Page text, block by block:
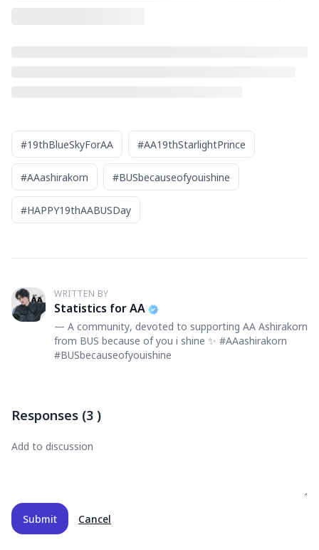
#19thBlueSkyForAA
#AA19thStarlightPrince
#AAashirakorn
#BUSbecauseofyouishine
#HAPPY19thAABUSDay
S
WRITTEN BY
Statistics for AA
— A community, devoted to supporting AA Ashirakorn
from BUS because of you i shine ✨ #AAashirakorn
#BUSbecauseofyouishine
Responses (3)
Submit Cancel